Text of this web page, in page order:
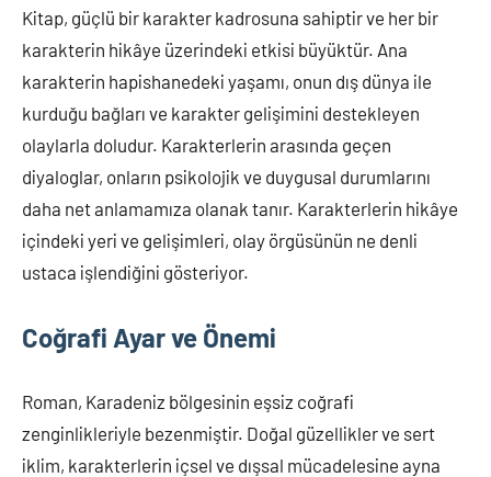
Kitap, güçlü bir karakter kadrosuna sahiptir ve her bir
karakterin hikâye üzerindeki etkisi büyüktür. Ana
karakterin hapishanedeki yaşamı, onun dış dünya ile
kurduğu bağları ve karakter gelişimini destekleyen
olaylarla doludur. Karakterlerin arasında geçen
diyaloglar, onların psikolojik ve duygusal durumlarını
daha net anlamamıza olanak tanır. Karakterlerin hikâye
içindeki yeri ve gelişimleri, olay örgüsünün ne denli
ustaca işlendiğini gösteriyor.
Coğrafi Ayar ve Önemi
Roman, Karadeniz bölgesinin eşsiz coğrafi
zenginlikleriyle bezenmiştir. Doğal güzellikler ve sert
iklim, karakterlerin içsel ve dışsal mücadelesine ayna